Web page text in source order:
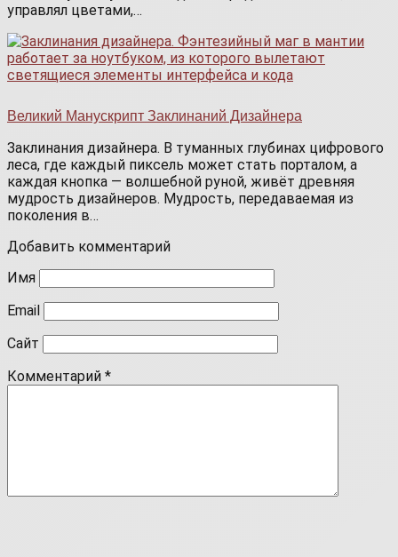
управлял цветами,…
Великий Манускрипт Заклинаний Дизайнера
Заклинания дизайнера. В туманных глубинах цифрового
леса, где каждый пиксель может стать порталом, а
каждая кнопка — волшебной руной, живёт древняя
мудрость дизайнеров. Мудрость, передаваемая из
поколения в…
Добавить комментарий
Имя
Email
Сайт
Комментарий *